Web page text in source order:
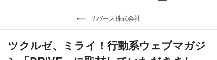
リバース株式会社
ツクルゼ、ミライ！行動系ウェブマガジ